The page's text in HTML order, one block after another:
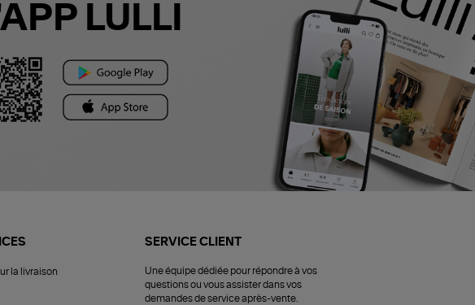
LULLI
la livraison
SERVICE CLIENT
Une équipe dédiée pour répondre à vos
questions ou vous assister dans vos
demandes de service après-vente.